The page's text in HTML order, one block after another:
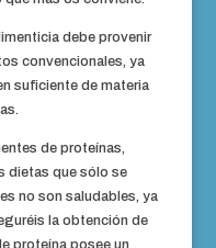
debe provenir
convencionales, ya
suficiente de materia
de proteínas,
dietas que sólo se
no son saludables, ya
la obtención de
proteína posee un